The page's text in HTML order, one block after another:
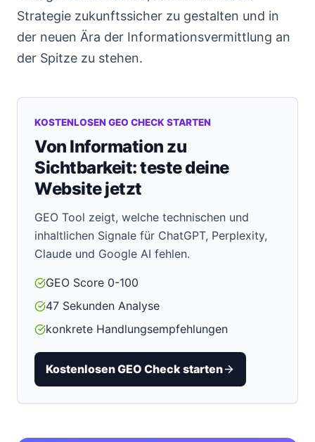
Strategie zukunftssicher zu gestalten und in
der neuen Ära der Informationsvermittlung an
der Spitze zu stehen.
KOSTENLOSEN GEO CHECK STARTEN
Von Information zu
Sichtbarkeit: teste deine
Website jetzt
GEO Tool zeigt, welche technischen und
inhaltlichen Signale für ChatGPT, Perplexity,
Claude und Google AI fehlen.
GEO Score 0-100
47 Sekunden Analyse
konkrete Handlungsempfehlungen
Kostenlosen GEO Check starten